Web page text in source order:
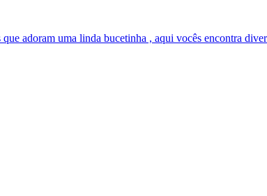
adoram uma linda bucetinha , aqui vocês encontra